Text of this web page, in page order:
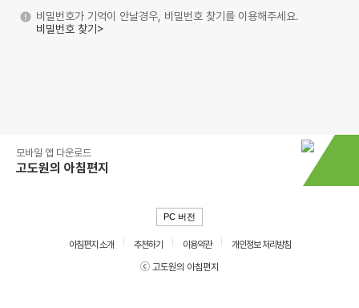
비밀번호가 기억이 안날경우, 비밀번호 찾기를 이용해주세요.
비밀번호 찾기>
모바일 앱 다운로드
고도원의 아침편지
PC 버전
아침편지 소개 추천하기 이용약관
개인정보 처리방침
ⓒ 고도원의 아침편지